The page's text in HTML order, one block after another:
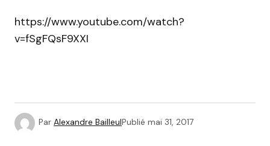
https://www.youtube.com/watch?
v=fSgFQsF9XXI
Par Alexandre BailleulPublié mai 31, 2017